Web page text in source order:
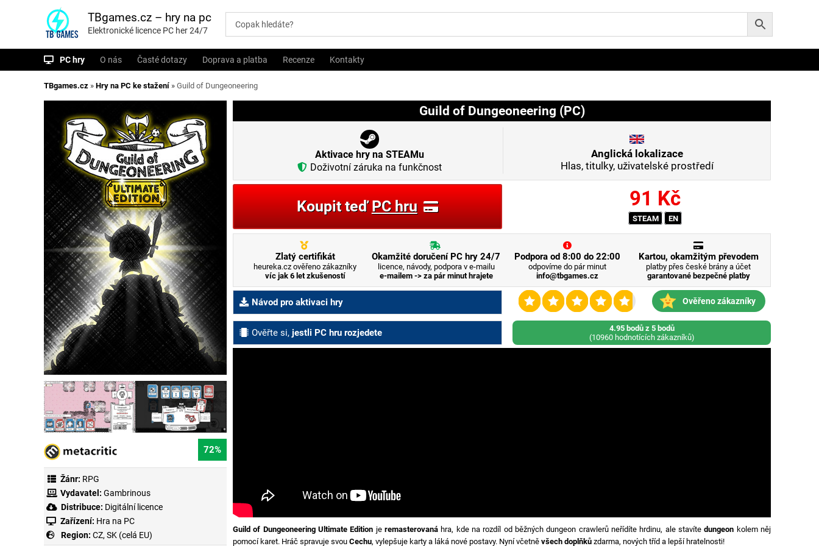
i
TBgames.cz – hry na pc
Elektronické licence PC her 24/7
PC hry O nás Časté dotazy Doprava a platba Recenze Kontakty
TBgames.cz » Hry na PC ke stažení » Guild of Dungeoneering
72%
Žánr: RPG
Vydavatel: Gambrinous
Distribuce: Digitální licence
Zařízení: Hra na PC
Region: CZ, SK (celá EU)
Guild of Dungeoneering (PC)
Aktivace hry na STEAMu
Doživotní záruka na funkčnost
Anglická lokalizace
Hlas, titulky, uživatelské prostředí
Koupit teďPC hru 91 Kč
STEAM EN
Zlatý certifikát
heureka.cz ověřeno zákazníky
víc jak 6 let zkušeností
Okamžité doručení PC hry 24/7
licence, návody, podpora v e-mailu
e-mailem -> za pár minut hrajete
Podpora od 8:00 do 22:00
odpovíme do pár minut
info@tbgames.cz
Kartou, okamžitým převodem
platby přes české brány a účet
garantované bezpečné platby
Ověřeno zákazníky
4.95 bodů z 5 bodů
(10960 hodnotících zákazníků)
Návod pro aktivaci hry
Ověřte si, jestli PC hru rozjedete
Guild of Dungeoneering Ultimate Edition jeremasterovaná hra, kde na rozdíl od běžných dungeon crawlerů neřídíte hrdinu, ale stavítedungeon kolem něj
pomocí karet. Hráč spravuje svou Cechu, vylepšuje karty a láká nové postavy. Nyní včetně všech doplňků zdarma, nových tříd a lepší hratelnosti!